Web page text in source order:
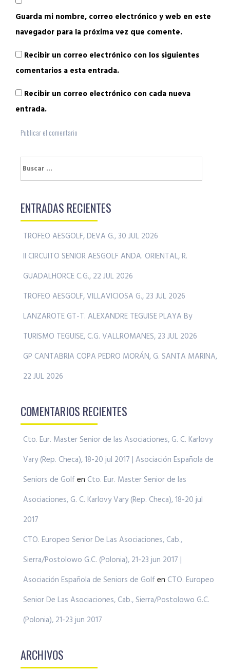
Guarda mi nombre, correo electrónico y web en este
navegador para la próxima vez que comente.
Recibir un correo electrónico con los siguientes
comentarios a esta entrada.
Recibir un correo electrónico con cada nueva
entrada.
Buscar:
ENTRADAS RECIENTES
TROFEO AESGOLF, DEVA G., 30 JUL 2026
II CIRCUITO SENIOR AESGOLF ANDA. ORIENTAL, R.
GUADALHORCE C.G., 22 JUL 2026
TROFEO AESGOLF, VILLAVICIOSA G., 23 JUL 2026
LANZAROTE GT-T. ALEXANDRE TEGUISE PLAYA By
TURISMO TEGUISE, C.G. VALLROMANES, 23 JUL 2026
GP CANTABRIA COPA PEDRO MORÁN, G. SANTA MARINA,
22 JUL 2026
COMENTARIOS RECIENTES
Cto. Eur. Master Senior de las Asociaciones, G. C. Karlovy
Vary (Rep. Checa), 18-20 jul 2017 | Asociación Española de
Seniors de Golf en Cto. Eur. Master Senior de las
Asociaciones, G. C. Karlovy Vary (Rep. Checa), 18-20 jul
2017
CTO. Europeo Senior De Las Asociaciones, Cab.,
Sierra/Postolowo G.C. (Polonia), 21-23 jun 2017 |
Asociación Española de Seniors de Golf en CTO. Europeo
Senior De Las Asociaciones, Cab., Sierra/Postolowo G.C.
(Polonia), 21-23 jun 2017
ARCHIVOS